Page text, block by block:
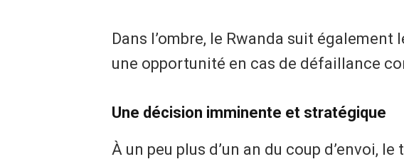
Dans l’ombre, le Rwanda suit également
une opportunité en cas de défaillance
Une décision imminente et stratégique
À un peu plus d’un an du coup d’envoi,